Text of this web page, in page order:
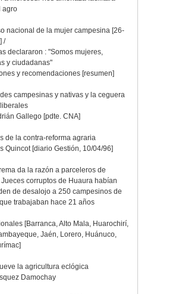
agro
nacional de la mujer campesina [26-
/
declararon : "Somos mujeres,
y ciudadanas"
y recomendaciones [resumen]
campesinas y nativas y la ceguera
Gallego [pdte. CNA]
de la contra-reforma agraria
Quincot [diario Gestión, 10/04/96]
da la razón a parceleros de
Jueces corruptos de Huaura habían
de desalojo a 250 campesinos de
trabajaban hace 21 años
[Barranca, Alto Mala, Huarochirí,
Jaén, Lorero, Huánuco,
la agricultura eclógica
Damochay